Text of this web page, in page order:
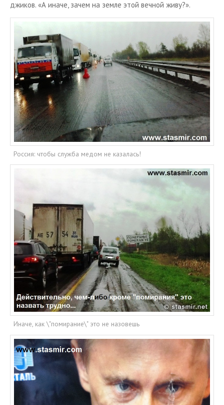
джи­ков. «А иначе, зачем на земле этой веч­ной живу?».
Россия: чтобы служба медом не казалась!
Иначе, как \"помирание\" это не назовешь